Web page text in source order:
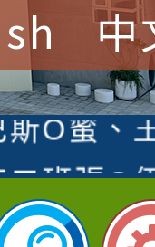
中
桃園市中
榮獲社
斯O蜜、
科展 國
老師、
二班張O
國小朗讀
園市中